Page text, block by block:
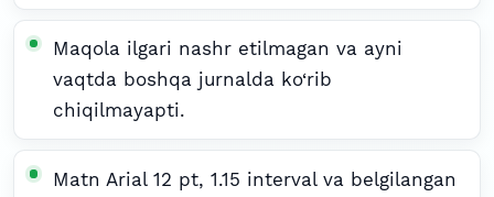
Maqola ilgari nashr etilmagan va ayni
vaqtda boshqa jurnalda ko‘rib
chiqilmayapti.
Matn Arial 12 pt, 1.15 interval va belgilangan